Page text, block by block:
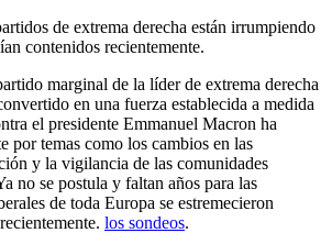
de extrema derecha están irrumpiendo
contenidos recientemente.
marginal de la líder de extrema derecha
en una fuerza establecida a medida
el presidente Emmanuel Macron ha
por temas como los cambios en las
y la vigilancia de las comunidades
no se postula y faltan años para las
de toda Europa se estremecieron
los sondeos.